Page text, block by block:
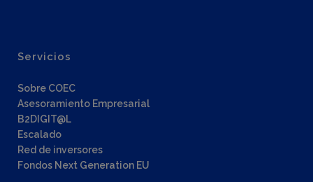
Servicios
Sobre COEC
Asesoramiento Empresarial
B2DIGIT@L
Escalado
Red de inversores
Fondos Next Generation EU